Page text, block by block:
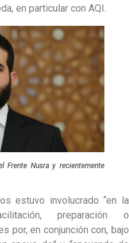
en particular con AQI.
Frente Nusra y recientemente
estuvo involucrado “en la
preparación o
por, en conjunción con, bajo